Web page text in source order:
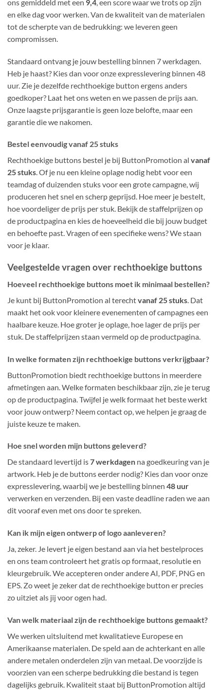
ons gemiddeld met een 9,4 , een score waar we trots op zijn
en elke dag voor werken. Van de kwaliteit van de materialen
tot de scherpte van de bedrukking: we leveren geen
compromissen.
Standaard ontvang je jouw bestelling binnen 7 werkdagen.
Heb je haast? Kies dan voor onze expresslevering binnen 48
uur. Zie je dezelfde rechthoekige button ergens anders
goedkoper? Laat het ons weten en we passen de prijs aan.
Onze laagste prijsgarantie is geen loze belofte, maar een
garantie die we nakomen.
Bestel eenvoudig vanaf 25 stuks
Rechthoekige buttons bestel je bij ButtonPromotion al vanaf
25 stuks. Of je nu een kleine oplage nodig hebt voor een
teamdag of duizenden stuks voor een grote campagne, wij
produceren het snel en scherp geprijsd. Hoe meer je bestelt,
hoe voordeliger de prijs per stuk. Bekijk de staffelprijzen op
de productpagina en kies de hoeveelheid die bij jouw budget
en behoefte past. Vragen of een specifieke wens? We staan
voor je klaar.
Veelgestelde vragen over rechthoekige buttons
Hoeveel rechthoekige buttons moet ik minimaal bestellen?
Je kunt bij ButtonPromotion al terechtvanaf 25 stuks . Dat
maakt het ook voor kleinere evenementen of campagnes een
haalbare keuze. Hoe groter je oplage, hoe lager de prijs per
stuk. De staffelprijzen staan vermeld op de productpagina.
In welke formaten zijn rechthoekige buttons verkrijgbaar?
ButtonPromotion biedt rechthoekige buttons in meerdere
afmetingen aan. Welke formaten beschikbaar zijn, zie je terug
op de productpagina. Twijfel je welk formaat het beste werkt
voor jouw ontwerp? Neem contact op, we helpen je graag de
juiste keuze te maken.
Hoe snel worden mijn buttons geleverd?
De standaard levertijd is7 werkdagen na goedkeuring van je
artwork. Heb je de buttons eerder nodig? Kies dan voor onze
expresslevering, waarbij we je bestelling binnen 48 uur
verwerken en verzenden. Bij een vaste deadline raden we aan
dit vooraf even met ons door te spreken.
Kan ik mijn eigen ontwerp of logo aanleveren?
Ja, zeker. Je levert je eigen bestand aan via het bestelproces
en ons team controleert het gratis op formaat, resolutie en
kleurgebruik. We accepteren onder andere AI, PDF, PNG en
EPS. Zo weet je zeker dat de rechthoekige button er precies
zo uitziet als jij voor ogen had.
Van welk materiaal zijn de rechthoekige buttons gemaakt?
We werken uitsluitend met kwalitatieve Europese en
Amerikaanse materialen. De speld aan de achterkant en alle
andere metalen onderdelen zijn van metaal. De voorzijde is
voorzien van een scherpe bedrukking die bestand is tegen
dagelijks gebruik. Kwaliteit staat bij ButtonPromotion altijd